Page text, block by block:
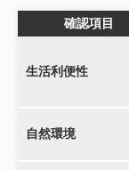
確認項目
生活利便性
自然環境